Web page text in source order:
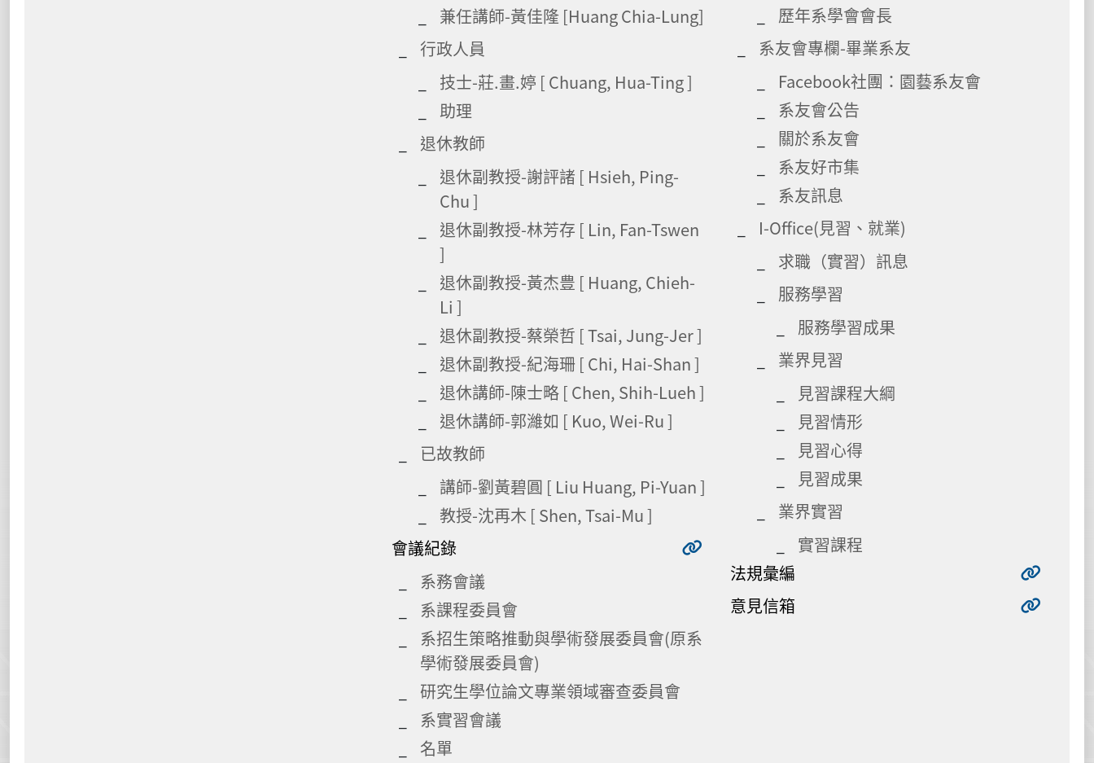
兼任講師-黃佳隆 [Huang Chia-Lung]
行政人員
技士-莊.畫.婷 [ Chuang, Hua-Ting ]
助理
退休教師
退休副教授-謝評諸 [ Hsieh, Ping-
Chu ]
退休副教授-林芳存 [ Lin, Fan-Tswen
]
退休副教授-黃杰豊 [ Huang, Chieh-
Li ]
退休副教授-蔡榮哲 [ Tsai, Jung-Jer ]
退休副教授-紀海珊 [ Chi, Hai-Shan ]
退休講師-陳士略 [ Chen, Shih-Lueh ]
退休講師-郭濰如 [ Kuo, Wei-Ru ]
已故教師
講師-劉黃碧圓 [ Liu Huang, Pi-Yuan ]
教授-沈再木 [ Shen, Tsai-Mu ]
會議紀錄
系務會議
系課程委員會
系招生策略推動與學術發展委員會(原系
學術發展委員會)
研究生學位論文專業領域審查委員會
系實習會議
名單
歷年系學會會長
系友會專欄-畢業系友
Facebook社團：園藝系友會
系友會公告
關於系友會
系友好市集
系友訊息
I-Office(見習、就業)
求職（實習）訊息
服務學習
服務學習成果
業界見習
見習課程大綱
見習情形
見習心得
見習成果
業界實習
實習課程
法規彙編
意見信箱